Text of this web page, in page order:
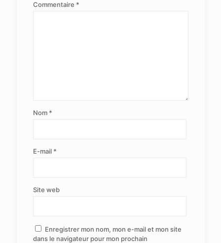
Commentaire *
Nom *
E-mail *
Site web
Enregistrer mon nom, mon e-mail et mon site
dans le navigateur pour mon prochain